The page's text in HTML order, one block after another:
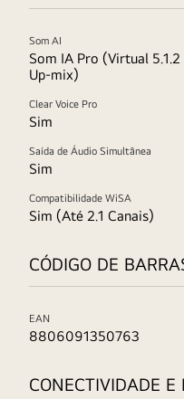
Som AI
Som IA Pro (Virtual 5.1.2
Up-mix)
Clear Voice Pro
Sim
Saída de Áudio Simultânea
Sim
Compatibilidade WiSA
Sim (Até 2.1 Canais)
CÓDIGO DE
EAN
8806091350763
CONECTIVIDADE E